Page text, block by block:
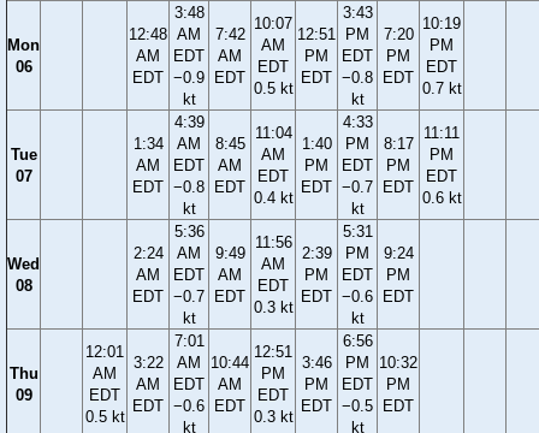
Mon
06
12:48
AM
EDT
3:48
AM
EDT
−0.9
kt
7:42
AM
EDT
10:07
AM
EDT
0.5 kt
12:51
PM
EDT
3:43
PM
EDT
−0.8
kt
7:20
PM
EDT
10:19
PM
EDT
0.7 kt
Tue
07
1:34
AM
EDT
4:39
AM
EDT
−0.8
kt
8:45
AM
EDT
11:04
AM
EDT
0.4 kt
1:40
PM
EDT
4:33
PM
EDT
−0.7
kt
8:17
PM
EDT
11:11
PM
EDT
0.6 kt
Wed
08
2:24
AM
EDT
5:36
AM
EDT
−0.7
kt
9:49
AM
EDT
11:56
AM
EDT
0.3 kt
2:39
PM
EDT
5:31
PM
EDT
−0.6
kt
9:24
PM
EDT
Thu
09
12:01
AM
EDT
0.5 kt
3:22
AM
EDT
7:01
AM
EDT
−0.6
kt
10:44
AM
EDT
12:51
PM
EDT
0.3 kt
3:46
PM
EDT
6:56
PM
EDT
−0.5
kt
10:32
PM
EDT